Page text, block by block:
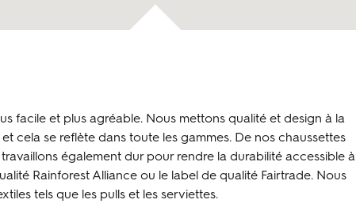
facile et plus agréable. Nous mettons qualité et design à la
cela se reflète dans toute les gammes. De nos chaussettes
également dur pour rendre la durabilité accessible à
Rainforest Alliance ou le label de qualité Fairtrade. Nous
tels que les pulls et les serviettes.